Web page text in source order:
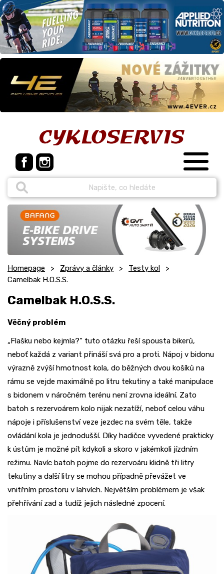
Homepage Zprávy a články
Testy kol
Camelbak H.O.S.S.
Camelbak H.O.S.S.
Věčný problém
„Flašku nebo kejmla?“ tuto otázku řeší spousta bikerů,
neboť každá z variant přináší svá pro a proti. Nápoj v bidonu
výrazně zvýší hmotnost kola, do běžných dvou košíků na
rámu se vejde maximálně po litru tekutiny a také manipulace
s bidonem v náročném terénu není zrovna ideální. Zato
batoh s rezervoárem kolo nijak nezatíží, neboť celou váhu
nápoje i příslušenství veze jezdec na svém těle, takže
ovládání kola je jednodušší. Díky hadičce vyvedené prakticky
k ústům je možné pít kdykoli a skoro v jakémkoli jízdním
režimu. Navíc batoh pojme do rezervoáru klidně tři litry
tekutiny a další litry se mohou případně převážet ve
vnitřním prostoru v lahvích. Největším problémem je však
přehřívání zad a tudíž jejich následné zpocení.